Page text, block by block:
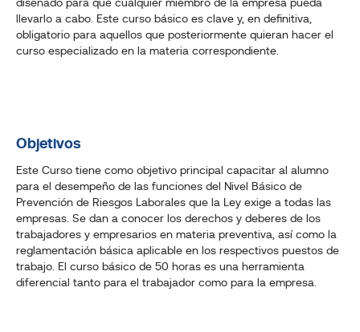
diseñado para que cualquier miembro de la empresa pueda
llevarlo a cabo. Este curso básico es clave y, en definitiva,
obligatorio para aquellos que posteriormente quieran hacer el
curso especializado en la materia correspondiente.
Objetivos
Este Curso tiene como objetivo principal capacitar al alumno
para el desempeño de las funciones del Nivel Básico de
Prevención de Riesgos Laborales que la Ley exige a todas las
empresas. Se dan a conocer los derechos y deberes de los
trabajadores y empresarios en materia preventiva, así como la
reglamentación básica aplicable en los respectivos puestos de
trabajo. El curso básico de 50 horas es una herramienta
diferencial tanto para el trabajador como para la empresa.